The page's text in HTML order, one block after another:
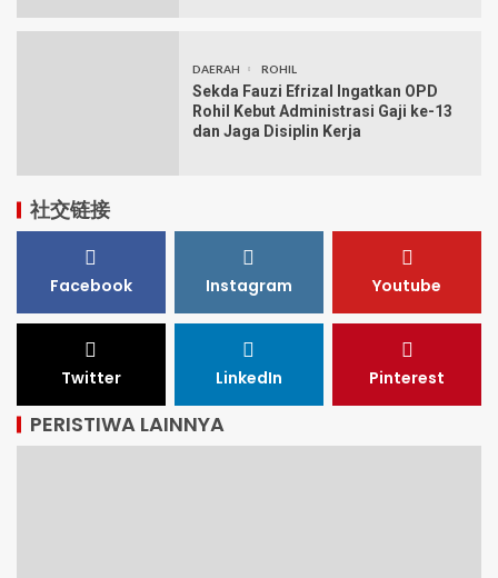
DAERAH ROHIL
Sekda Fauzi Efrizal Ingatkan OPD
Rohil Kebut Administrasi Gaji ke-13
dan Jaga Disiplin Kerja
社交链接
Facebook Instagram Youtube
Twitter LinkedIn Pinterest
PERISTIWA LAINNYA